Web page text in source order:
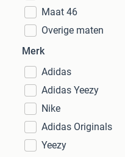
Maat 46
Overige maten
Merk
Adidas
Adidas Yeezy
Nike
Adidas Originals
Yeezy